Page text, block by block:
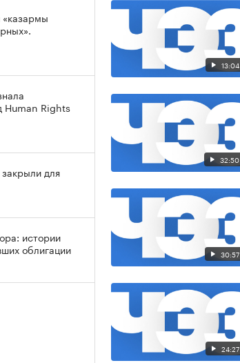
13:04
32:50
30:57
24:27
«казармы
Human Rights
для
истории
облигации